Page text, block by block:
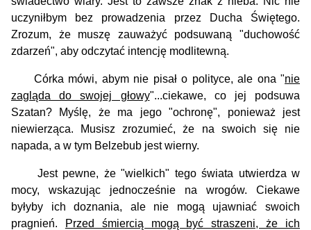
uczyniłbym bez prowadzenia przez Ducha Świętego.
Zrozum, że muszę zauważyć podsuwaną "duchowość
zdarzeń", aby odczytać intencję modlitewną.
Córka mówi, abym nie pisał o polityce, ale ona "nie
zagląda do swojej głowy"...ciekawe, co jej podsuwa
Szatan? Myślę, że ma jego "ochronę", ponieważ jest
niewierząca. Musisz zrozumieć, że na swoich się nie
napada, a w tym Belzebub jest wierny.
Jest pewne, że "wielkich" tego świata utwierdza w
mocy, wskazując jednocześnie na wrogów. Ciekawe
byłyby ich doznania, ale nie mogą ujawniać swoich
pragnień.
Przed śmiercią mogą być straszeni, że ich